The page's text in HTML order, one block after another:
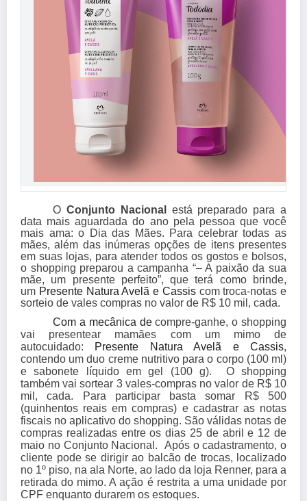
O Conjunto Nacional
está preparado para a
data mais aguardada do ano pela pessoa que você
mais ama: o Dia das Mães. Para celebrar todas as
mães, além das inúmeras opções de itens presentes
em suas lojas, para atender todos os gostos e bolsos,
o shopping preparou a campanha “– A paixão da sua
mãe, um presente perfeito”, que terá como brinde,
um Presente Natura Avelã e Cassiscom troca-notas e
sorteio de vales compras no valor de R$ 10 mil, cada.
Com a mecânica decompre-ganhe, o shopping
vai presentear mamães com um mimo de
autocuidado: Presente Natura Avelã e Cassis,
contendo um duo creme nutritivo para o corpo (100 ml)
e sabonete líquido em gel (100 g). O shopping
também vai sortear 3 vales-compras no valor de R$ 10
mil, cada. Para participar basta somar R$ 500
(quinhentos reais em compras) e cadastrar as notas
fiscais no aplicativo do shopping. São válidas notas de
compras realizadas entre os dias 25 de abril e 12 de
maio no ConjuntoNacional. Após o cadastramento, o
cliente pode se dirigir ao balcão de trocas, localizado
no 1º piso, na ala Norte, ao lado da loja Renner, para a
retirada do mimo. A ação é restrita a uma unidade por
CPF enquanto durarem os estoques.